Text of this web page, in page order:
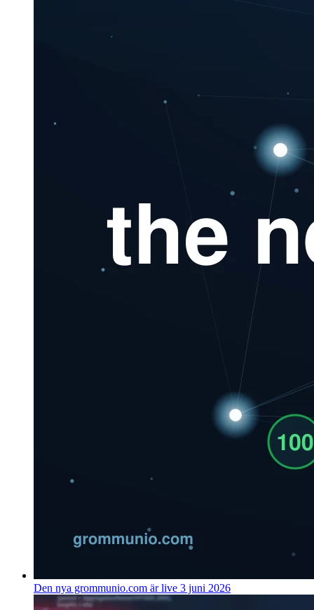
Den nya grommunio.com är live 3 juni 2026